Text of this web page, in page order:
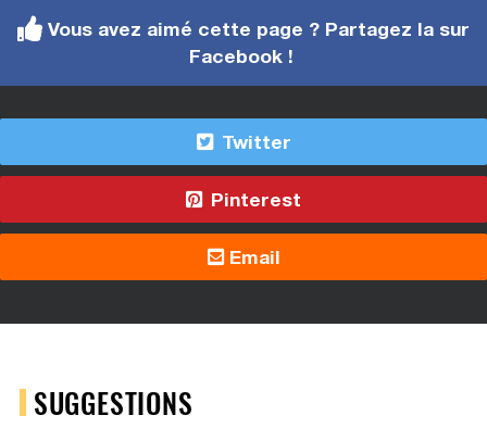
Vous avez aimé cette page ? Partagez la sur
Facebook !
Twitter
Pinterest
Email
SUGGESTIONS